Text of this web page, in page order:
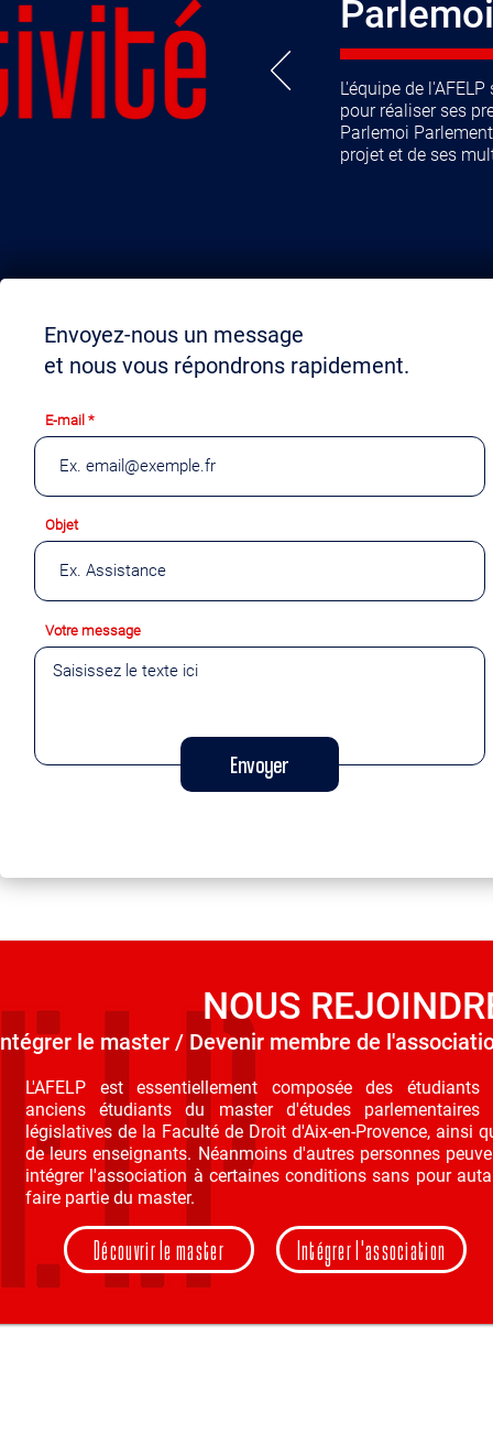
L'équipe de
pour réaliser ses
Parlemoi
projet et de ses
Envoyez-nous un message
et nous vous répondrons rapidement.
E-mail
Objet
Votre message
Envoyer
NOUS
le master / Devenir membre de
L'AFELP est essentiellement composée des étudiants
anciens étudiants du master d'études parlementaires
législatives de la Faculté de Droit d'Aix-en-Provence, ainsi
de leurs enseignants. Néanmoins d'autres personnes
intégrer l'association à certaines conditions sans pour
faire partie du master.
Découvrir le master Intégrer l'association